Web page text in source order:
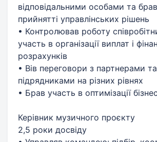
відповідальними особами та
прийнятті управлінських рішень
• Контролював роботу
участь в організації виплат і
розрахунків
• Вів переговори з партнерами та
підрядниками на різних рівнях
• Брав участь в оптимізації
Керівник музичного проєкту
2,5 роки досвіду